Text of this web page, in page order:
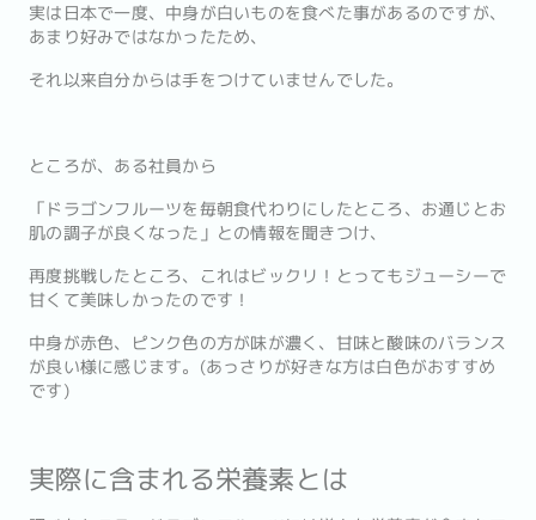
実は日本で一度、中身が白いものを食べた事があるのですが、
あまり好みではなかったため、
それ以来自分からは手をつけていませんでした。
ところが、ある社員から
「ドラゴンフルーツを毎朝食代わりにしたところ、お通じとお
肌の調子が良くなった」との情報を聞きつけ、
再度挑戦したところ、これはビックリ！とってもジューシーで
甘くて美味しかったのです！
中身が赤色、ピンク色の方が味が濃く、甘味と酸味のバランス
が良い様に感じます。(あっさりが好きな方は白色がおすすめ
です)
実際に含まれる栄養素とは